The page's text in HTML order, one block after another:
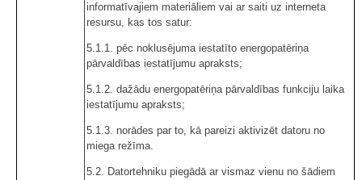
informatīvajiem materiāliem vai ar saiti uz interneta
resursu, kas tos satur:
5.1.1. pēc noklusējuma iestatīto energopatēriņa
pārvaldības iestatījumu apraksts;
5.1.2. dažādu energopatēriņa pārvaldības funkciju laika
iestatījumu apraksts;
5.1.3. norādes par to, kā pareizi aktivizēt datoru no
miega režīma.
5.2. Datortehniku piegādā ar vismaz vienu no šādiem